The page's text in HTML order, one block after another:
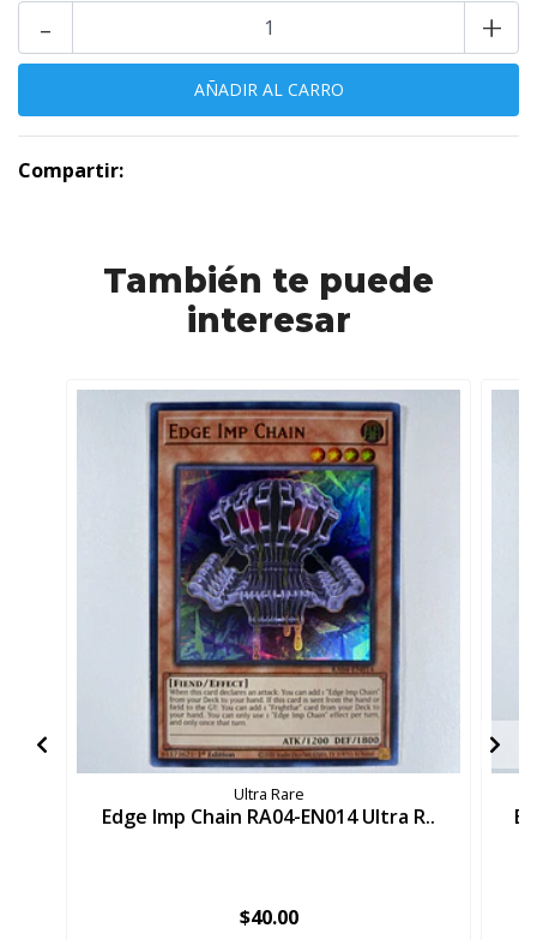
+
-
Compartir:
También te puede
interesar
Ultra Rare
Edge Imp Chain RA04-EN014 Ultra R..
$40.00